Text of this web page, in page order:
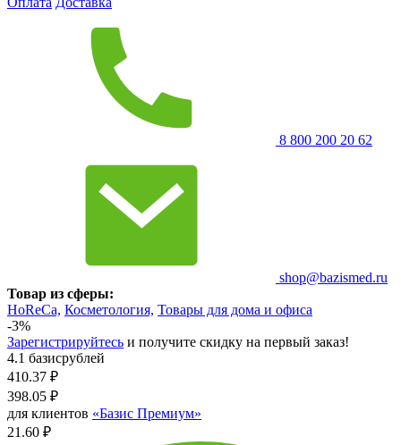
8 800 200 20 62
shop@bazismed.ru
Товар из сферы:
HoReCa, Косметология, Товары для дома и офиса
-3%
Зарегистрируйтесь и получите скидку на первый заказ!
4.1 базисрублей
410.37 ₽
398.05 ₽
для клиентов «Базис Премиум»
21.60 ₽